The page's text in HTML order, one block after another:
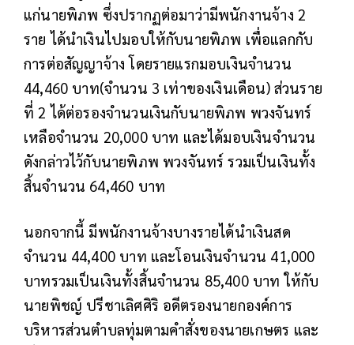
แก่นายพิภพ ซึ่งปรากฏต่อมาว่ามีพนักงานจ้าง 2
ราย ได้นำเงินไปมอบให้กับนายพิภพ เพื่อแลกกับ
การต่อสัญญาจ้าง โดยรายแรกมอบเงินจำนวน
44,460 บาท(จำนวน 3 เท่าของเงินเดือน) ส่วนราย
ที่ 2 ได้ต่อรองจำนวนเงินกับนายพิภพ พวงจันทร์
เหลือจำนวน 20,000 บาท และได้มอบเงินจำนวน
ดังกล่าวไว้กับนายพิภพ พวงจันทร์ รวมเป็นเงินทั้ง
สิ้นจำนวน 64,460 บาท
นอกจากนี้ มีพนักงานจ้างบางรายได้นำเงินสด
จำนวน 44,400 บาท และโอนเงินจำนวน 41,000
บาทรวมเป็นเงินทั้งสิ้นจำนวน 85,400 บาท ให้กับ
นายพิชญ์ ปรีชาเลิศศิริ อดีตรองนายกองค์การ
บริหารส่วนตำบลทุ่มตามคำสั่งของนายเกษตร และ